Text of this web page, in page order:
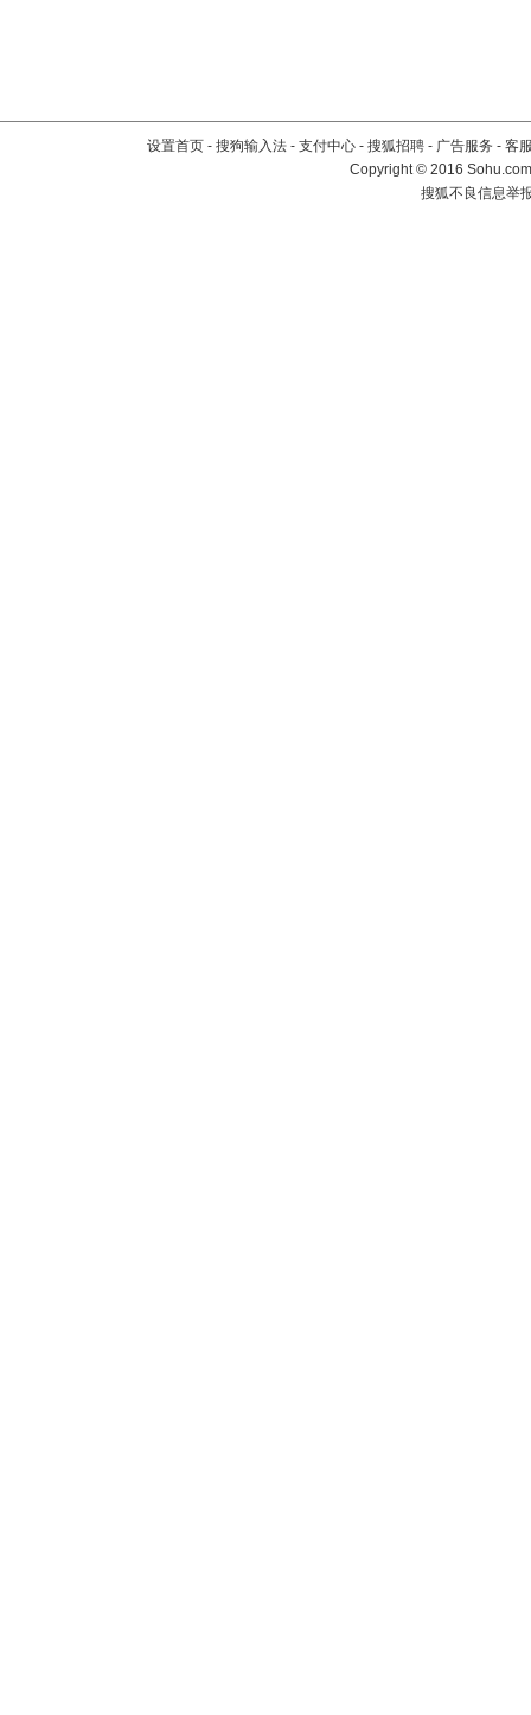
设置首页 - 搜狗输入法 - 支付中心 - 搜狐招聘 - 广告服务 - 客
Copyright©2016
搜狐不良信息举